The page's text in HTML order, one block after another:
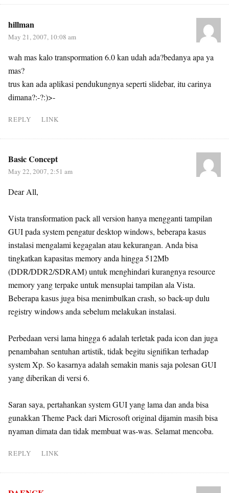
hillman
May 21, 2007, 10:08 am
wah mas kalo transpormation 6.0 kan udah ada?bedanya apa ya
mas?
trus kan ada aplikasi pendukungnya seperti slidebar, itu carinya
dimana?:-?:)>-
REPLY LINK
Basic Concept
May 22, 2007, 2:51 am
Dear All,
Vista transformation pack all version hanya mengganti tampilan
GUI pada system pengatur desktop windows, beberapa kasus
instalasi mengalami kegagalan atau kekurangan. Anda bisa
tingkatkan kapasitas memory anda hingga 512Mb
(DDR/DDR2/SDRAM) untuk menghindari kurangnya resource
memory yang terpake untuk mensuplai tampilan ala Vista.
Beberapa kasus juga bisa menimbulkan crash, so back-up dulu
registry windows anda sebelum melakukan instalasi.
Perbedaan versi lama hingga 6 adalah terletak pada icon dan juga
penambahan sentuhan artistik, tidak begitu signifikan terhadap
system Xp. So kasarnya adalah semakin manis saja polesan GUI
yang diberikan di versi 6.
Saran saya, pertahankan system GUI yang lama dan anda bisa
gunakkan Theme Pack dari Microsoft original dijamin masih bisa
nyaman dimata dan tidak membuat was-was. Selamat mencoba.
REPLY LINK